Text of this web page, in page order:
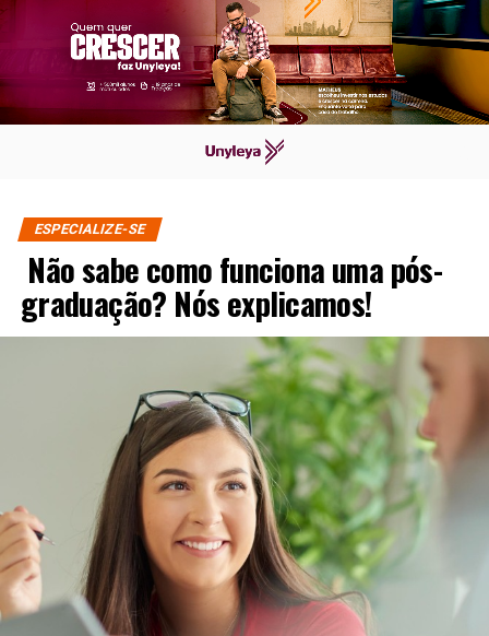
ESPECIALIZE-SE
Não sabe como funciona uma pós-
graduação? Nós explicamos!